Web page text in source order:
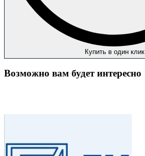
Купить в один клик
Возможно вам будет интересно